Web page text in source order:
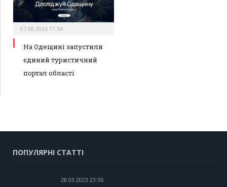
07.08.2026 11:54
На Одещині запустили
єдиний туристичний
портал області
ПОПУЛЯРНІ СТАТТІ
28.03.2023 23:55